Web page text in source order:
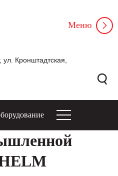
ул. Кронштадтская,
Меню